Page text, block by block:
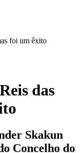
foi um êxito
das
Skakun
Concelho do